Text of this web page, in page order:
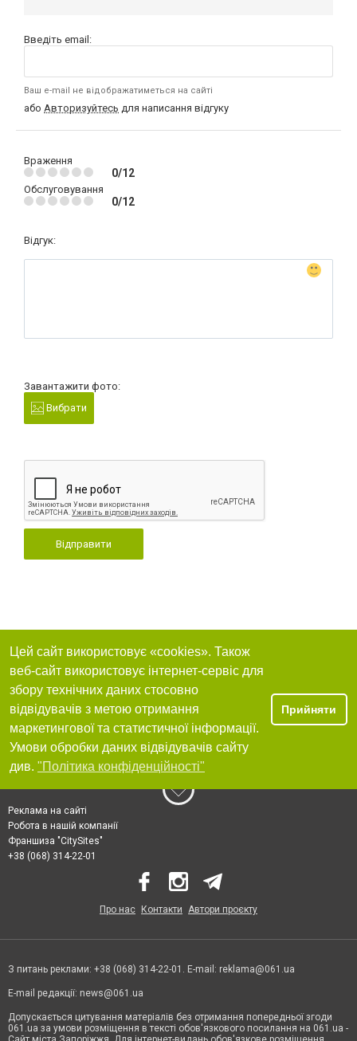
Введіть email:
Ваш e-mail не відображатиметься на сайті
або Авторизуйтесь для написання відгуку
Враження
0/12
Обслуговування
0/12
Відгук:
Завантажити фото:
Вибрати
Відправити
Цей сайт використовує «cookies». Також
веб-сайт використовує інтернет-сервіс для
збору технічних даних стосовно
відвідувачів з метою отримання
маркетингової та статистичної інформації.
Умови обробки даних відвідувачів сайту
див. "Політика конфіденційності"
Прийняти
Реклама на сайті
Робота в нашій компанії
Франшиза "CitySites"
+38 (068) 314-22-01
Про нас Контакти Автори проєкту
З питань реклами: +38 (068) 314-22-01. E-mail: reklama@061.ua
E-mail редакції: news@061.ua
Допускається цитування матеріалів без отримання попередньої згоди
061.ua за умови розміщення в тексті обов'язкового посилання на 061.ua -